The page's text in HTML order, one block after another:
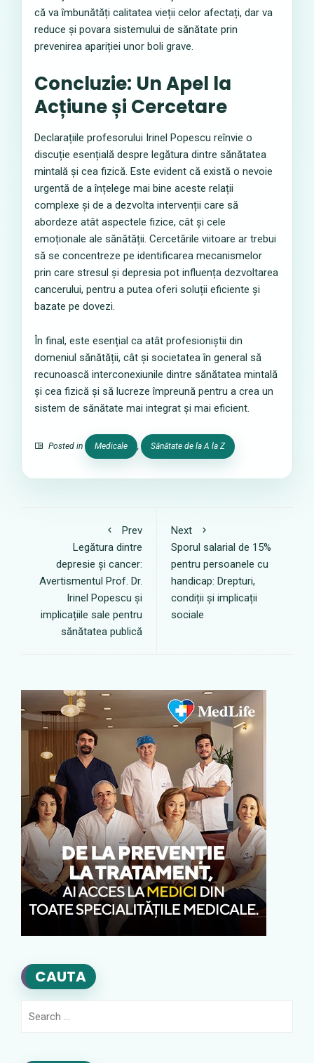
că va îmbunătăți calitatea vieții celor afectați, dar va
reduce și povara sistemului de sănătate prin
prevenirea apariției unor boli grave.
Concluzie: Un Apel la
Acțiune și Cercetare
Declarațiile profesorului Irinel Popescu reînvie o
discuție esențială despre legătura dintre sănătatea
mintală și cea fizică. Este evident că există o nevoie
urgentă de a înțelege mai bine aceste relații
complexe și de a dezvolta intervenții care să
abordeze atât aspectele fizice, cât și cele
emoționale ale sănătății. Cercetările viitoare ar trebui
să se concentreze pe identificarea mecanismelor
prin care stresul și depresia pot influența dezvoltarea
cancerului, pentru a putea oferi soluții eficiente și
bazate pe dovezi.
În final, este esențial ca atât profesioniștii din
domeniul sănătății, cât și societatea în general să
recunoască interconexiunile dintre sănătatea mintală
și cea fizică și să lucreze împreună pentru a crea un
sistem de sănătate mai integrat și mai eficient.
Posted in Medicale , Sănătate de la A la Z
Prev
Legătura dintre
depresie și cancer:
Avertismentul Prof. Dr.
Irinel Popescu și
implicațiile sale pentru
sănătatea publică
Next
Sporul salarial de 15%
pentru persoanele cu
handicap: Drepturi,
condiții și implicații
sociale
CAUTA